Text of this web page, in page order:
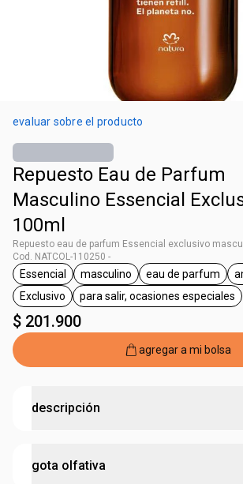
evaluar sobre el producto
Repuesto Eau de Parfum
Masculino Essencial
100ml
Repuesto eau de parfum Essencial exclusivo
Cod. NATCOL-110250 -
general.tag Essencial
Essencial
general.tag masculino
masculino
general.tag
eau de parfum
general.tag Exclusivo
Exclusivo
general.tag para
para salir, ocasiones especiales
$ 201.900
agregar a mi bolsa
descripción
¡Si ya tienes el envase escoge el repuesto!
gota olfativa